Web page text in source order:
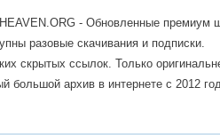
- Обновленные премиум
разовые скачивания и подписки.
скрытых ссылок. Только
большой архив в интернете с 2012